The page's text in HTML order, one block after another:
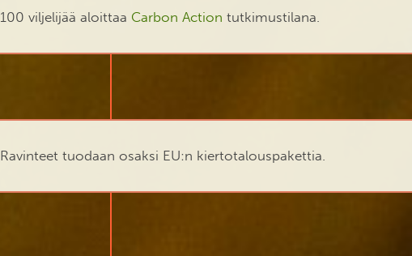
100 viljelijää aloittaa Carbon Action tutkimustilana.
Ravinteet tuodaan osaksi EU:n kiertotalouspakettia.